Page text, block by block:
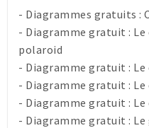
- Diagrammes gratuits :
- Diagramme gratuit :
polaroid
- Diagramme gratuit :
- Diagramme gratuit :
- Diagramme gratuit :
- Diagramme gratuit :